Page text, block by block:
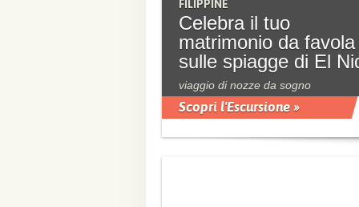
FILIPPINE
Celebra il tuo
matrimonio da favola
sulle spiagge di El
viaggio di nozze da sogno
Scopri l'Escursione »